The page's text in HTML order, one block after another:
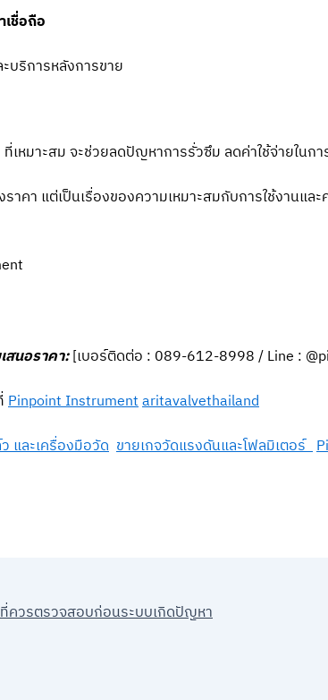
ชื่อถือ
บริการหลังการขาย
เหมาะสม จะช่วยลดปัญหาการรั่วซึม ลดค่าใช้จ่ายใน
ราคา แต่เป็นเรื่องของความเหมาะสมกับการใช้งานแล
สนอราคา:[เบอร์ติดต่อ : 089-612-8998 / Line :
Pinpoint Instrumentaritavalvethailand
และเครื่องมือวัด ขายเกจวัดแรงดันและโฟลมิเตอร์
ควรตรวจสอบก่อนระบบเกิดปัญหา